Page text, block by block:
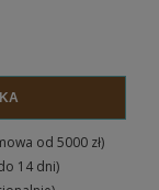
od 5000 zł)
14 dni)